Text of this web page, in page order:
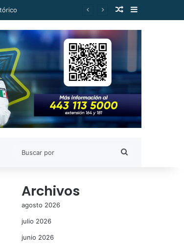
Publicación al
Barra lateral
Archivos
agosto 2026
julio 2026
junio 2026